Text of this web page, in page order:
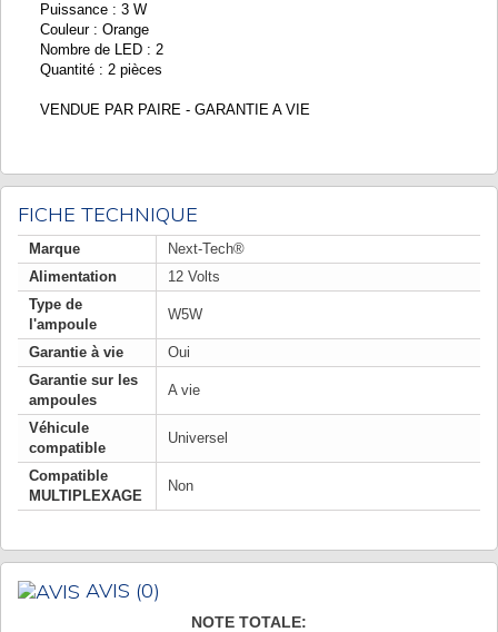
Puissance : 3 W
Couleur : Orange
Nombre de LED : 2
Quantité : 2 pièces
VENDUE PAR PAIRE - GARANTIE A VIE
FICHE TECHNIQUE
Marque
Next-Tech®
Alimentation
12 Volts
Type de
l'ampoule
W5W
Garantie à vie
Oui
Garantie sur les
ampoules
A vie
Véhicule
compatible
Universel
Compatible
MULTIPLEXAGE
Non
AVIS (0)
NOTE TOTALE: